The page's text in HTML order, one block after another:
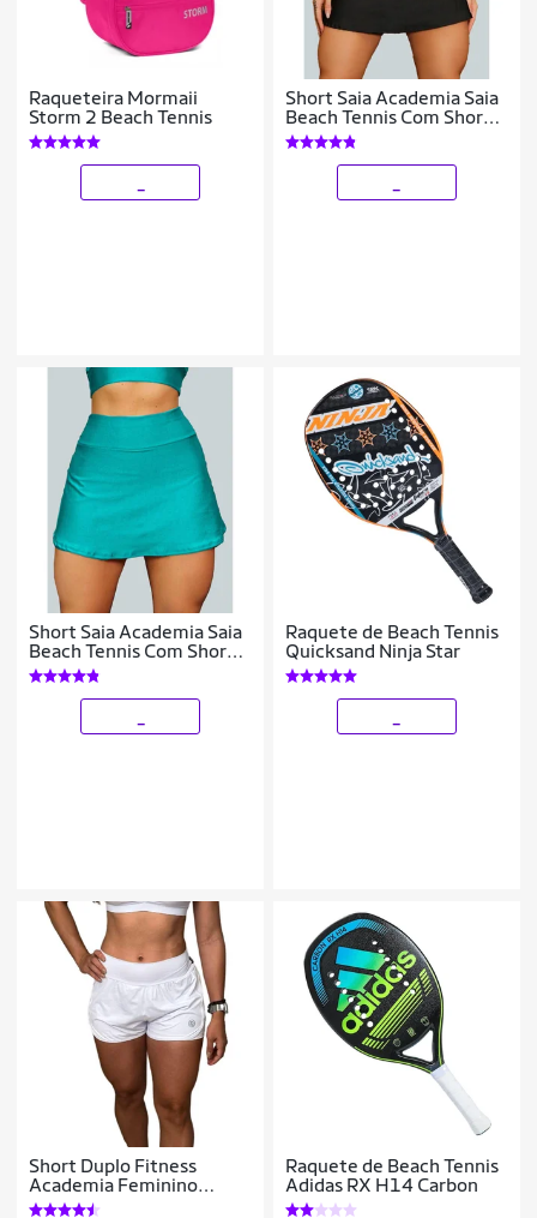
Raqueteira Mormaii
Storm 2 Beach Tennis
Short Saia Academia Saia
Beach Tennis Com Short
Interno Donna Martins
Short Saia Academia Saia
Beach Tennis Com Short
Interno Donna Martins
Raquete de Beach Tennis
Quicksand Ninja Star
Short Duplo Fitness
Academia Feminino
Beach Tennis LaBrun
Raquete de Beach Tennis
Adidas RX H14 Carbon